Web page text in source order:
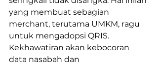
yang membuat sebagian
merchant, terutama UMKM, ragu
untuk mengadopsi QRIS.
Kekhawatiran akan kebocoran
data nasabah dan